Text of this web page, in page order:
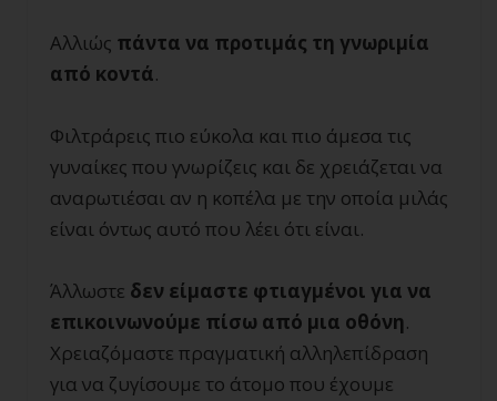
Αλλιώς πάντα να προτιμάς τη γνωριμία
από κοντά.
Φιλτράρεις πιο εύκολα και πιο άμεσα τις
γυναίκες που γνωρίζεις και δε χρειάζεται να
αναρωτιέσαι αν η κοπέλα με την οποία μιλάς
είναι όντως αυτό που λέει ότι είναι.
Άλλωστε δεν είμαστε φτιαγμένοι για να
επικοινωνούμε πίσω από μια οθόνη.
Χρειαζόμαστε πραγματική αλληλεπίδραση
για να ζυγίσουμε το άτομο που έχουμε